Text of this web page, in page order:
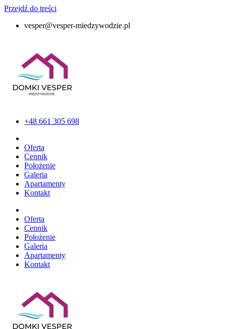
Przejdź do treści
vesper@vesper-miedzywodzie.pl
+48 661 305 698
Oferta
Cennik
Położenie
Galeria
Apartamenty
Kontakt
Oferta
Cennik
Położenie
Galeria
Apartamenty
Kontakt